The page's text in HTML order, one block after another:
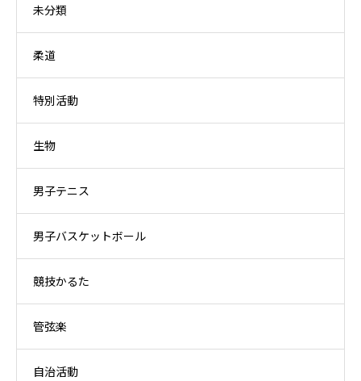
未分類
柔道
特別活動
生物
男子テニス
男子バスケットボール
競技かるた
管弦楽
自治活動